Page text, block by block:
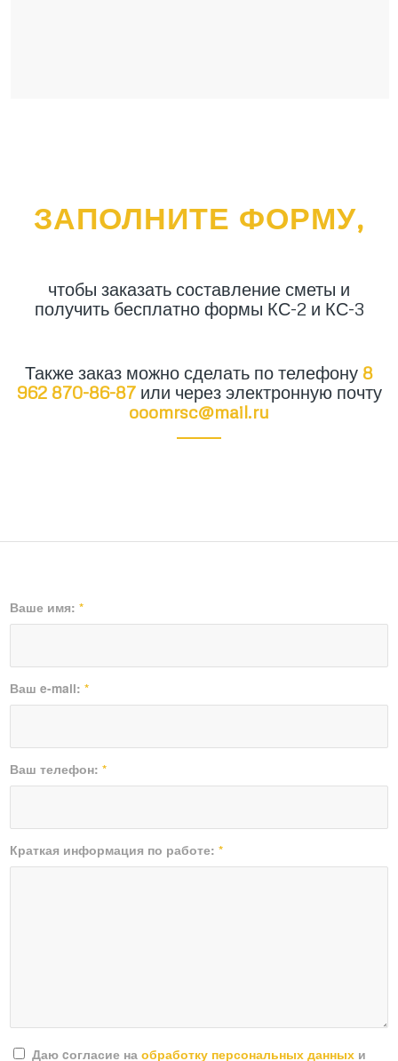
ЗАПОЛНИТЕ ФОРМУ,
чтобы заказать составление сметы и
получить бесплатно формы КС-2 и КС-3
Также заказ можно сделать по телефону 8
962 870-86-87или через электронную почту
ooomrsc@mail.ru
Ваше имя:*
Ваш e-mail:*
Ваш телефон:*
Краткая информация по работе:*
Даю cогласие наобработку персональных данных и